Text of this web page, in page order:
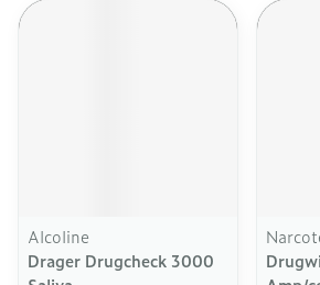
Alcoline
Drager Drugcheck 3000